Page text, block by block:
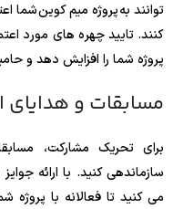
توانند به پروژه میم کوین شما
کنند. تایید چهره های مورد
پروژه شما را افزایش دهد و
مسابقات و هدایای
برای تحریک مشارکت،
سازماندهی کنید. با ارائه
می کنید تا فعالانه با پروژه